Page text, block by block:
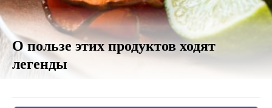
О пользе этих продуктов ходят
легенды